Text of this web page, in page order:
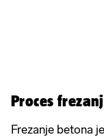
Proces
Frezanje betona